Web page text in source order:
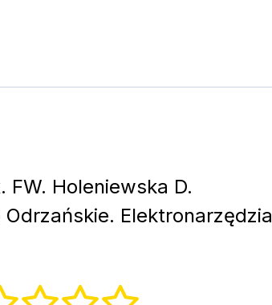
FW. Holeniewska D.
Elektronarzędzia